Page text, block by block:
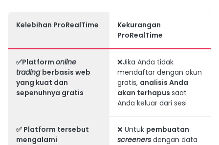
Kelebihan ProRealTime
Kekurangan
ProRealTime
✅Platform online
trading berbasis web
yang kuat dan
sepenuhnya gratis
❌Jika Anda tidak
mendaftar dengan akun
gratis, analisis Anda
akan terhapus saat
Anda keluar dari sesi
✅ Platform tersebut
mengalami
❌ Untuk pembuatan
screeners dengan data